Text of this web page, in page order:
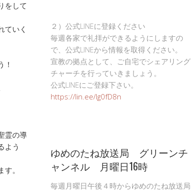
をして
ていく
！
霊の導
よう
。
２）公式LINEに登録ください
毎週各家で礼拝ができるようにしますの
で、公式LINEから情報を取得ください。
宣教の拠点として、ご自宅でシェアリング
チャーチを行っていきましょう。
公式LINEにご登録下さい。
https://lin.ee/Ig0fD8n
ゆめのたね放送局 グリーンチ
ャンネル 月曜日16時
毎週月曜日午後４時からゆめのたね放送局